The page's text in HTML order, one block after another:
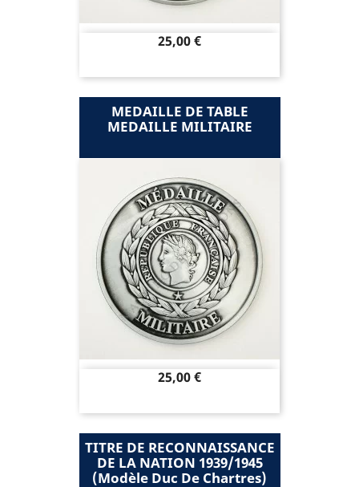
Prix
25,00 €
MEDAILLE DE TABLE
MEDAILLE MILITAIRE
Prix
25,00 €
TITRE DE RECONNAISSANCE
DE LA NATION 1939/1945
(modèle Duc De Chartres)